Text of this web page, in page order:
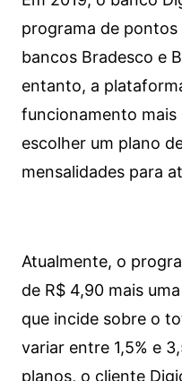
programa de
bancos Bradesco e
entanto, a
funcionamento mais
escolher um plano
mensalidades para
Atualmente, o
de R$ 4,90 mais
que incide sobre o
variar entre 1,5% e
planos, o cliente